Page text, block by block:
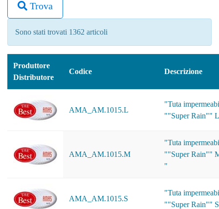
Trova
Sono stati trovati 1362 articoli
Produttore
Distributore
Codice Descrizione
AMA_AM.1015.L
"Tuta
""Super Rain""
AMA_AM.1015.M
"Tuta
""Super Rain""
"
AMA_AM.1015.S
"Tuta
""Super Rain""